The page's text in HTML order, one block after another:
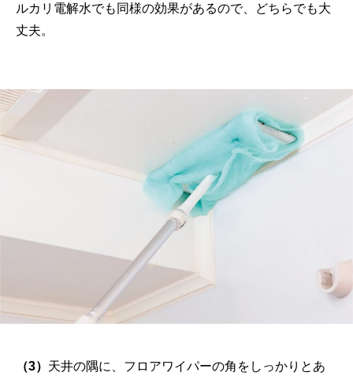
ルカリ電解水でも同様の効果があるので、どちらでも大
丈夫。
（3） 天井の隅に、フロアワイパーの角をしっかりとあ